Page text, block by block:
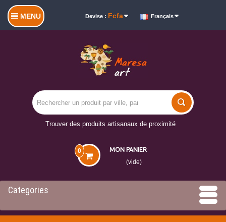
MENU Devise : Fcfa Français
Trouver des produits artisanaux de proximité
MON PANIER
0
(vide)
Categories